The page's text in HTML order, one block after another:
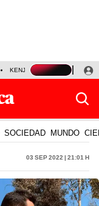
KENJI FUJIMORI
SOCIEDAD MUNDO
03 Sep 2022 | 21:01 h